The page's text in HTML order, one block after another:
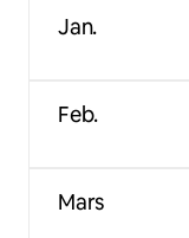
Jan.
Feb.
Mars